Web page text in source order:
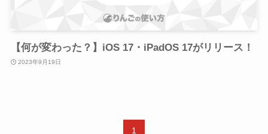
【何が変わった？】iOS 17・iPadOS 17がリリース！
2023年9月19日
1